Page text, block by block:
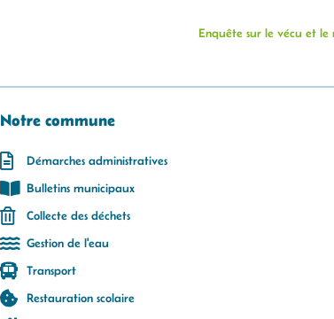
Enquête sur le vécu et le
Notre commune
Démarches administratives
Bulletins municipaux
Collecte des déchets
Gestion de l'eau
Transport
Restauration scolaire